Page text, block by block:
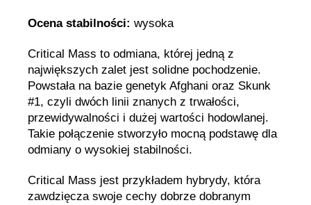
Ocena stabilności: wysoka
Critical Mass to odmiana, której jedną z
największych zalet jest solidne pochodzenie.
Powstała na bazie genetyk Afghani oraz Skunk
#1, czyli dwóch linii znanych z trwałości,
przewidywalności i dużej wartości hodowlanej.
Takie połączenie stworzyło mocną podstawę dla
odmiany o wysokiej stabilności.
Critical Mass jest przykładem hybrydy, która
zawdzięcza swoje cechy dobrze dobranym